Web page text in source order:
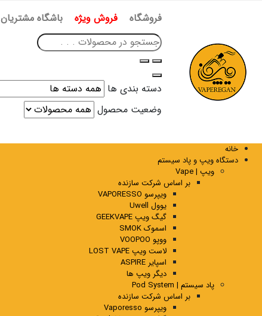
فروشگاه فروش ویژه باشگاه مشتریان
دسته بندی ها
وضعیت محصول
خانه
دستگاه ویپ و پاد سیستم
ویپ | Vape
بر اساس شرکت سازنده
ویپرسو VAPORESSO
یوول Uwell
گیگ ویپ GEEKVAPE
اسموک SMOK
ووپو VOOPOO
لاست ویپ LOST VAPE
اسپایر ASPIRE
دیگر ویپ ها
پاد سیستم | Pod System
بر اساس شرکت سازنده
ویپرسو Vaporesso